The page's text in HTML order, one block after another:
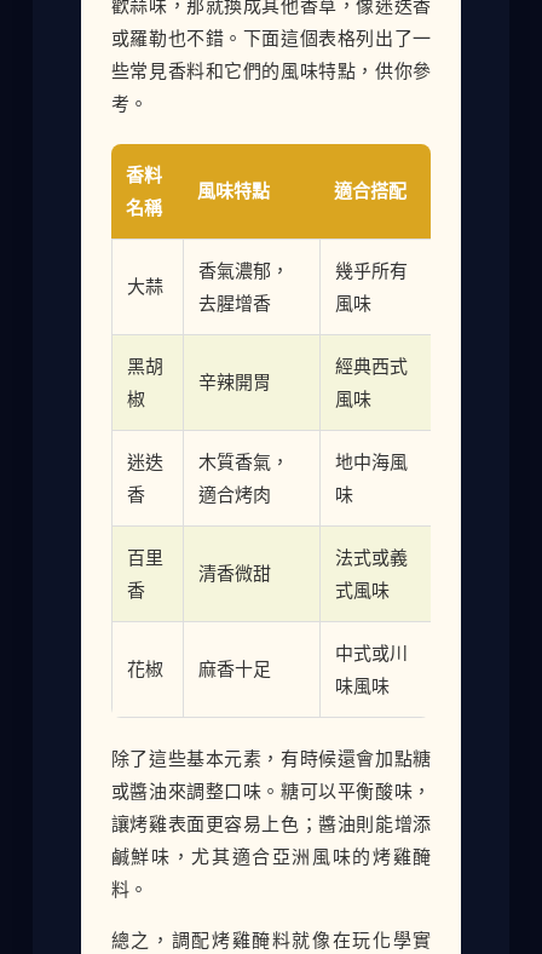
歡蒜味，那就換成其他香草，像迷迭香
或羅勒也不錯。下面這個表格列出了一
些常見香料和它們的風味特點，供你參
考。
香料
名稱
風味特點 適合搭配
大蒜
香氣濃郁，
去腥增香
幾乎所有
風味
黑胡
椒
辛辣開胃
經典西式
風味
迷迭
香
木質香氣，
適合烤肉
地中海風
味
百里
香
清香微甜
法式或義
式風味
花椒 麻香十足
中式或川
味風味
除了這些基本元素，有時候還會加點糖
或醬油來調整口味。糖可以平衡酸味，
讓烤雞表面更容易上色；醬油則能增添
鹹鮮味，尤其適合亞洲風味的烤雞醃
料。
總之，調配烤雞醃料就像在玩化學實